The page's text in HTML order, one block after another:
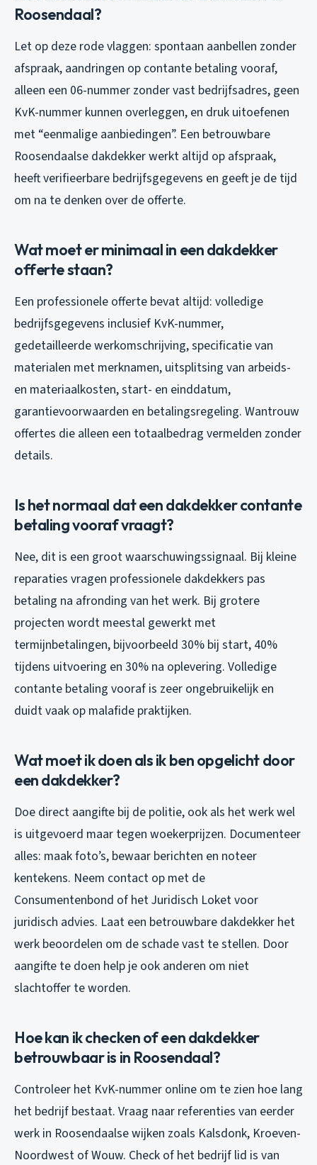
Roosendaal?
Let op deze rode vlaggen: spontaan aanbellen zonder
afspraak, aandringen op contante betaling vooraf,
alleen een 06-nummer zonder vast bedrijfsadres, geen
KvK-nummer kunnen overleggen, en druk uitoefenen
met “eenmalige aanbiedingen”. Een betrouwbare
Roosendaalse dakdekker werkt altijd op afspraak,
heeft verifieerbare bedrijfsgegevens en geeft je de tijd
om na te denken over de offerte.
Wat moet er minimaal in een dakdekker
offerte staan?
Een professionele offerte bevat altijd: volledige
bedrijfsgegevens inclusief KvK-nummer,
gedetailleerde werkomschrijving, specificatie van
materialen met merknamen, uitsplitsing van arbeids-
en materiaalkosten, start- en einddatum,
garantievoorwaarden en betalingsregeling. Wantrouw
offertes die alleen een totaalbedrag vermelden zonder
details.
Is het normaal dat een dakdekker contante
betaling vooraf vraagt?
Nee, dit is een groot waarschuwingssignaal. Bij kleine
reparaties vragen professionele dakdekkers pas
betaling na afronding van het werk. Bij grotere
projecten wordt meestal gewerkt met
termijnbetalingen, bijvoorbeeld 30% bij start, 40%
tijdens uitvoering en 30% na oplevering. Volledige
contante betaling vooraf is zeer ongebruikelijk en
duidt vaak op malafide praktijken.
Wat moet ik doen als ik ben opgelicht door
een dakdekker?
Doe direct aangifte bij de politie, ook als het werk wel
is uitgevoerd maar tegen woekerprijzen. Documenteer
alles: maak foto’s, bewaar berichten en noteer
kentekens. Neem contact op met de
Consumentenbond of het Juridisch Loket voor
juridisch advies. Laat een betrouwbare dakdekker het
werk beoordelen om de schade vast te stellen. Door
aangifte te doen help je ook anderen om niet
slachtoffer te worden.
Hoe kan ik checken of een dakdekker
betrouwbaar is in Roosendaal?
Controleer het KvK-nummer online om te zien hoe lang
het bedrijf bestaat. Vraag naar referenties van eerder
werk in Roosendaalse wijken zoals Kalsdonk, Kroeven-
Noordwest of Wouw. Check of het bedrijf lid is van